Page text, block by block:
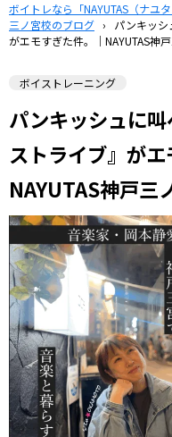
ボイトレなら「NAYUTAS（ナユタ
三ノ宮校のブログ ›
パンキッシ
がエモすぎた件。｜NAYUTAS神
ボイストレーニング
パンキッシュに
ストライブ』がエ
NAYUTAS神戸三